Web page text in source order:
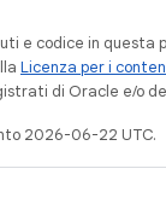
e codice in questa
Licenza per i
di Oracle e/o
2026-06-22 UTC.